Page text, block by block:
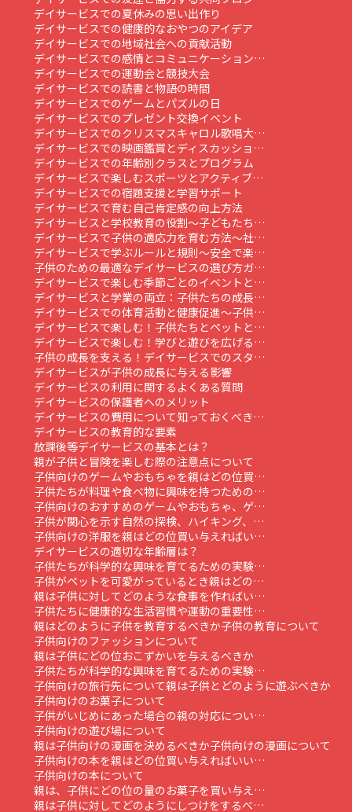
デイサービスでの夏休みの思い出作り
デイサービスでの健康的なおやつのアイデア
デイサービスでの地域社会への貢献活動
デイサービスでの感情とコミュニケーション…
デイサービスでの運動会と競技大会
デイサービスでの読書と物語の時間
デイサービスでのゲームとパズルの日
デイサービスでのプレゼント交換イベント
デイサービスでのクリスマスキャロル歌唱大…
デイサービスでの映画鑑賞とディスカッショ…
デイサービスでの年齢別クラスとプログラム
デイサービスで楽しむスポーツとアクティブ…
デイサービスでの宿題支援と学習サポート
デイサービスで育む自己肯定感の向上方法
デイサービスと学校教育の役割～子どもたち…
デイサービスで子供の適応力を育む方法～社…
デイサービスで学ぶルールと規則～安全で楽…
子供のための最適なデイサービスの選び方ガ…
デイサービスで楽しむ季節ごとのイベントと…
デイサービスと学業の両立：子供たちの成長…
デイサービスでの体育活動と健康促進～子供…
デイサービスで楽しむ！子供たちとペットと…
デイサービスで楽しむ！学びと遊びを広げる…
子供の成長を支える！デイサービスでのスタ…
デイサービスが子供の成長に与える影響
デイサービスの利用に関するよくある質問
デイサービスの保護者へのメリット
デイサービスの費用について知っておくべき…
デイサービスの教育的な要素
放課後等デイサービスの基本とは？
親が子供と冒険を楽しむ際の注意点について
子供向けのゲームやおもちゃを親はどの位買…
子供たちが料理や食べ物に興味を持つための…
子供向けのおすすめのゲームやおもちゃ、ゲ…
子供が関心を示す自然の探検、ハイキング、…
子供向けの洋服を親はどの位買い与えればい…
デイサービスの適切な年齢層は？
子供たちが科学的な興味を育てるための実験…
子供がペットを可愛がっているとき親はどの…
親は子供に対してどのような食事を作ればい…
子供たちに健康的な生活習慣や運動の重要性…
親はどのように子供を教育するべきか子供の教育について
子供向けのファッションについて
親は子供にどの位おこずかいを与えるべきか
子供たちが科学的な興味を育てるための実験…
子供向けの旅行先について親は子供とどのように遊ぶべきか
子供向けのお菓子について
子供がいじめにあった場合の親の対応につい…
子供向けの遊び場について
親は子供向けの漫画を決めるべきか子供向けの漫画について
子供向けの本を親はどの位買い与えればいい…
子供向けの本について
親は、子供にどの位の量のお菓子を買い与え…
親は子供に対してどのようにしつけをするべ…